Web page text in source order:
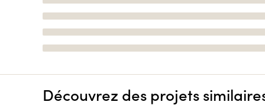
Découvrez des projets